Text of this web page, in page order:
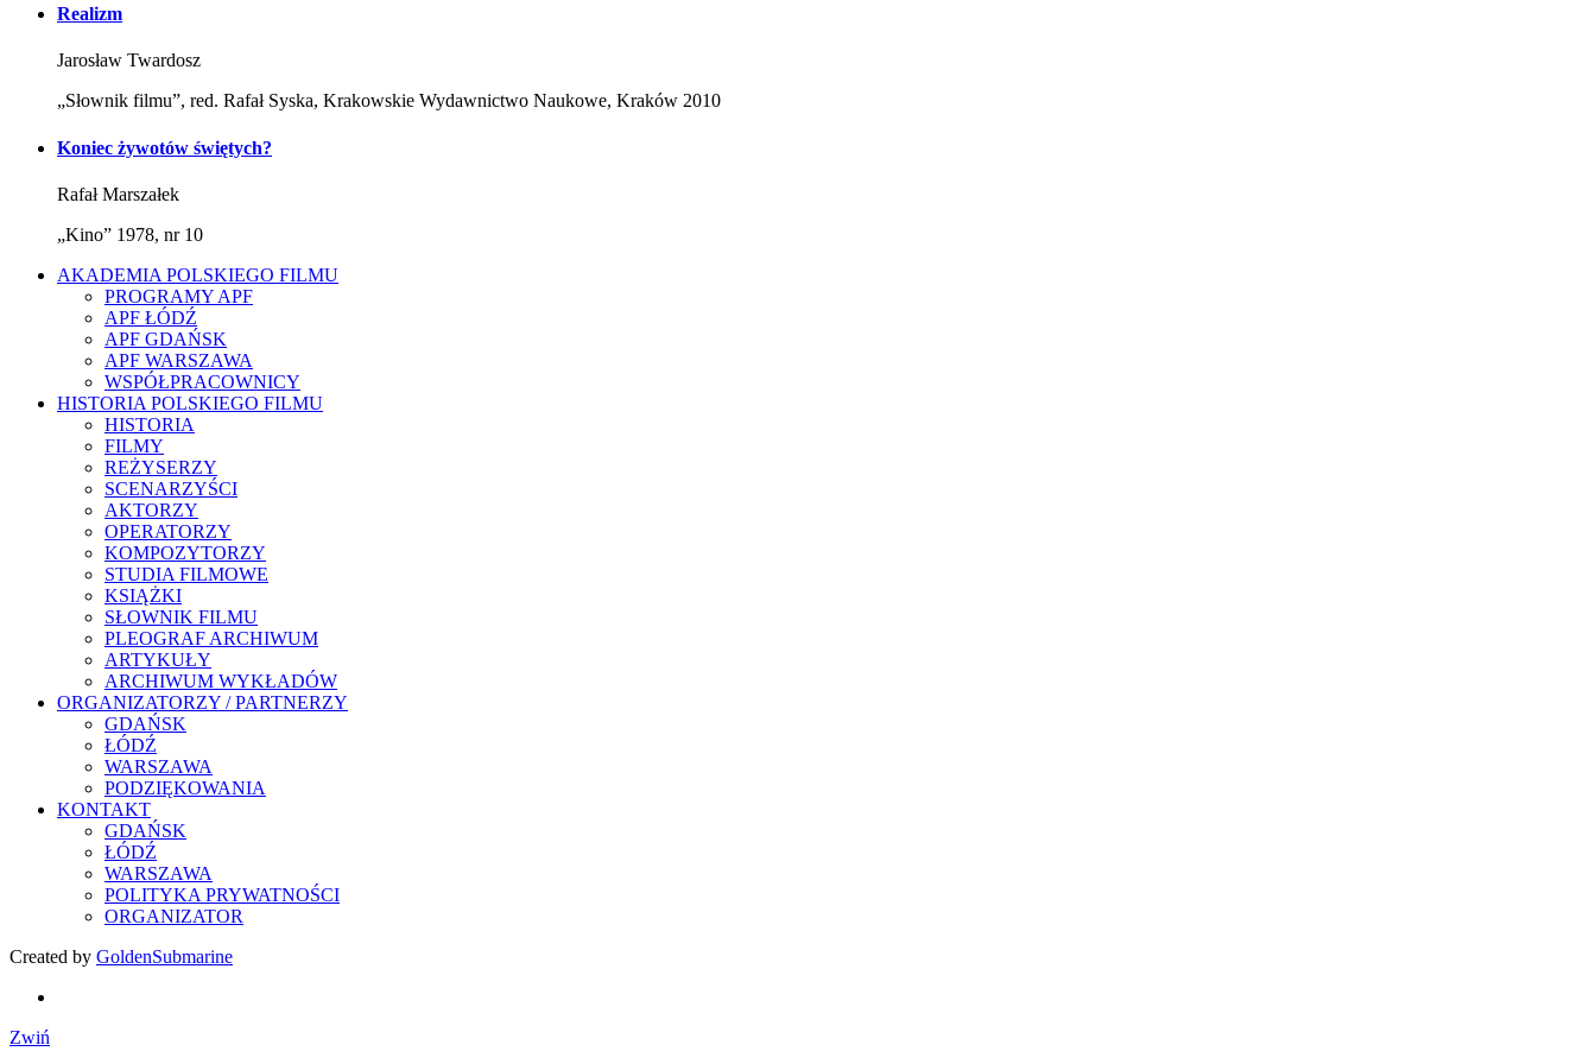
Realizm
Jarosław Twardosz
„Słownik filmu”, red. Rafał Syska, Krakowskie Wydawnictwo Naukowe, Kraków 2010
Koniec żywotów świętych?
Rafał Marszałek
„Kino” 1978, nr 10
AKADEMIA POLSKIEGO FILMU
PROGRAMY APF
APF ŁÓDŹ
APF GDAŃSK
APF WARSZAWA
WSPÓŁPRACOWNICY
HISTORIA POLSKIEGO FILMU
HISTORIA
FILMY
REŻYSERZY
SCENARZYŚCI
AKTORZY
OPERATORZY
KOMPOZYTORZY
STUDIA FILMOWE
KSIĄŻKI
SŁOWNIK FILMU
PLEOGRAF ARCHIWUM
ARTYKUŁY
ARCHIWUM WYKŁADÓW
ORGANIZATORZY / PARTNERZY
GDAŃSK
ŁÓDŹ
WARSZAWA
PODZIĘKOWANIA
KONTAKT
GDAŃSK
ŁÓDŹ
WARSZAWA
POLITYKA PRYWATNOŚCI
ORGANIZATOR
Created by GoldenSubmarine
Zwiń